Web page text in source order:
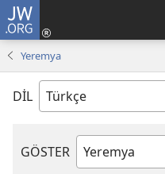
JW.ORG
Yeremya
DİL
GÖSTER
Kutsal